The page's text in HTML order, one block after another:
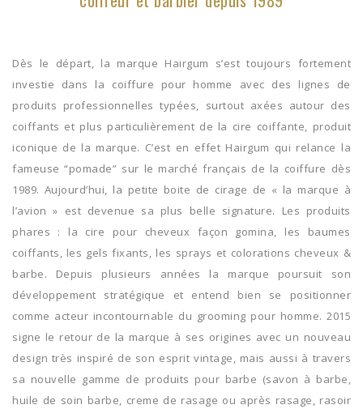
Dès le départ, la marque Hairgum s’est toujours fortement
investie dans la coiffure pour homme avec des lignes de
produits professionnelles typées, surtout axées autour des
coiffants et plus particulièrement de la cire coiffante, produit
iconique de la marque. C’est en effet Hairgum qui relance la
fameuse “pomade” sur le marché français de la coiffure dès
1989. Aujourd’hui, la petite boite de cirage de « la marque à
l’avion » est devenue sa plus belle signature. Les produits
phares : la cire pour cheveux façon gomina, les baumes
coiffants, les gels fixants, les sprays et colorations cheveux &
barbe. Depuis plusieurs années la marque poursuit son
développement stratégique et entend bien se positionner
comme acteur incontournable du grooming pour homme. 2015
signe le retour de la marque à ses origines avec un nouveau
design très inspiré de son esprit vintage, mais aussi à travers
sa nouvelle gamme de produits pour barbe (savon à barbe,
huile de soin barbe, creme de rasage ou après rasage, rasoir